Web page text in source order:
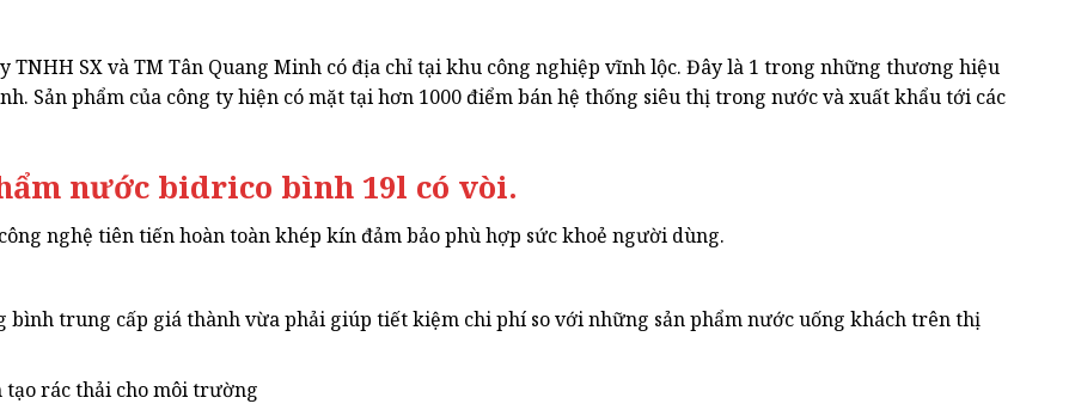
TNHH SX và TM Tân Quang Minh có địa chỉ tại khu công nghiệp vĩnh lộc. Đây là 1 trong những thương hiệu
Sản phẩm của công ty hiện có mặt tại hơn 1000 điểm bán hệ thống siêu thị trong nước và xuất khẩu tới các
nước bidrico bình 19l có vòi.
nghệ tiên tiến hoàn toàn khép kín đảm bảo phù hợp sức khoẻ người dùng.
trung cấp giá thành vừa phải giúp tiết kiệm chi phí so với những sản phẩm nước uống khách trên thị
rác thải cho môi trường